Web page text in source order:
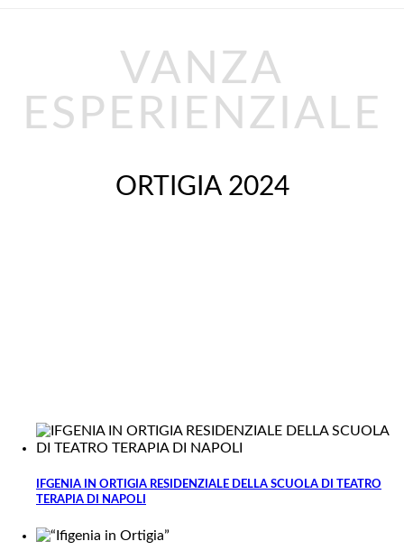
VANZA
ESPERIENZIALE
ORTIGIA 2024
IFGENIA IN ORTIGIA RESIDENZIALE DELLA SCUOLA DI TEATRO
TERAPIA DI NAPOLI